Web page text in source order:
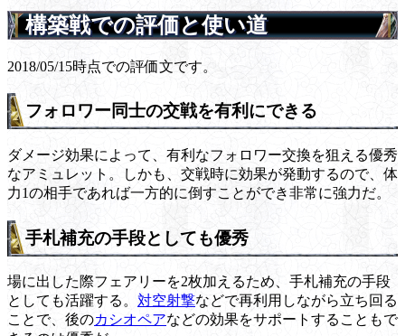
構築戦での評価と使い道
2018/05/15時点での評価文です。
フォロワー同士の交戦を有利にできる
ダメージ効果によって、有利なフォロワー交換を狙える優秀
なアミュレット。しかも、交戦時に効果が発動するので、体
力1の相手であれば一方的に倒すことができ非常に強力だ。
手札補充の手段としても優秀
場に出した際フェアリーを2枚加えるため、手札補充の手段
としても活躍する。 対空射撃などで再利用しながら立ち回る
ことで、後のカシオペアなどの効果をサポートすることもで